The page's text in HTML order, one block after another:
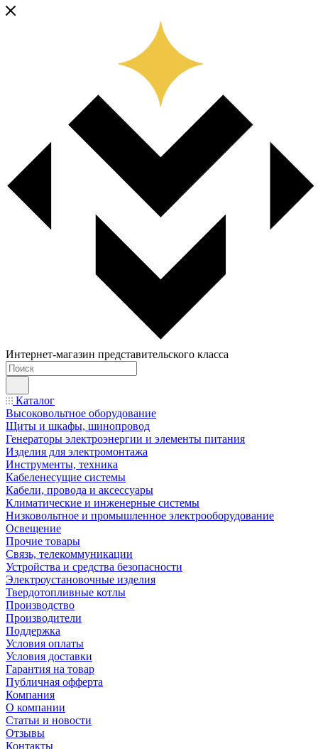
Интернет-магазин представительского класса
Каталог
Высоковольтное оборудование
Щиты и шкафы, шинопровод
Генераторы электроэнергии и элементы питания
Изделия для электромонтажа
Инструменты, техника
Кабеленесущие системы
Кабели, провода и аксессуары
Климатические и инженерные системы
Низковольтное и промышленное электрооборудование
Освещение
Прочие товары
Связь, телекоммуникации
Устройства и средства безопасности
Электроустановочные изделия
Твердотопливные котлы
Производство
Производители
Поддержка
Условия оплаты
Условия доставки
Гарантия на товар
Публичная офферта
Компания
О компании
Статьи и новости
Отзывы
Контакты